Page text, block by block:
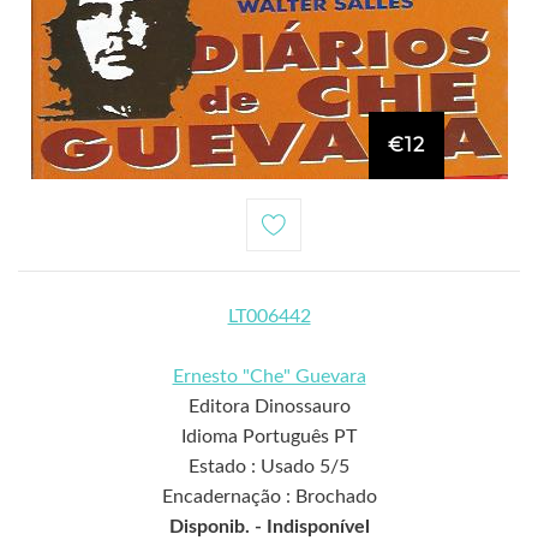
€12
LT006442
Ernesto "Che" Guevara
Editora Dinossauro
Idioma Português PT
Estado : Usado 5/5
Encadernação : Brochado
Disponib. -
Indisponível